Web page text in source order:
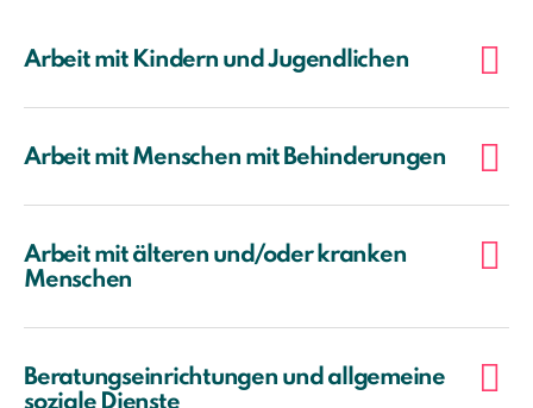
Arbeit mit Kindern und Jugendlichen
Arbeit mit Menschen mit Behinderungen
Arbeit mit älteren und/oder kranken
Menschen
Beratungseinrichtungen und allgemeine
soziale Dienste